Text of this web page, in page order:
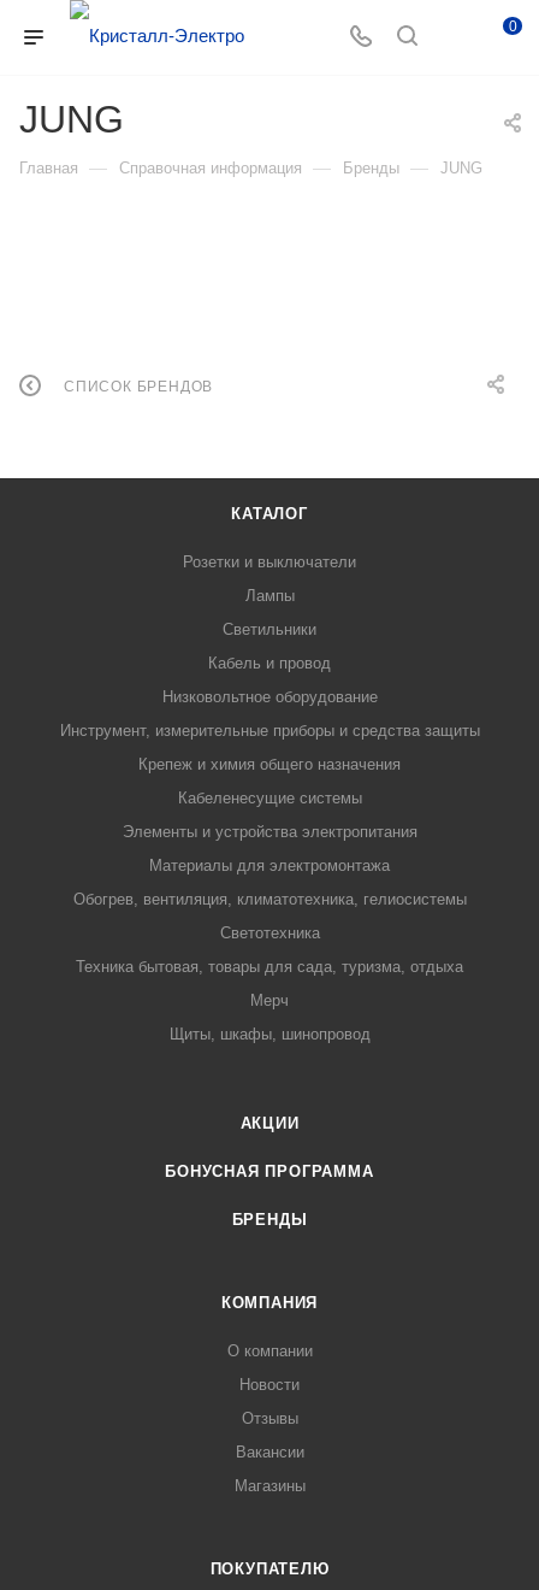
0
JUNG
Главная — Справочная информация — Бренды — JUNG
СПИСОК БРЕНДОВ
КАТАЛОГ
Розетки и выключатели
Лампы
Светильники
Кабель и провод
Низковольтное оборудование
Инструмент, измерительные приборы и средства защиты
Крепеж и химия общего назначения
Кабеленесущие системы
Элементы и устройства электропитания
Материалы для электромонтажа
Обогрев, вентиляция, климатотехника, гелиосистемы
Светотехника
Техника бытовая, товары для сада, туризма, отдыха
Мерч
Щиты, шкафы, шинопровод
АКЦИИ
БОНУСНАЯ ПРОГРАММА
БРЕНДЫ
КОМПАНИЯ
О компании
Новости
Отзывы
Вакансии
Магазины
ПОКУПАТЕЛЮ